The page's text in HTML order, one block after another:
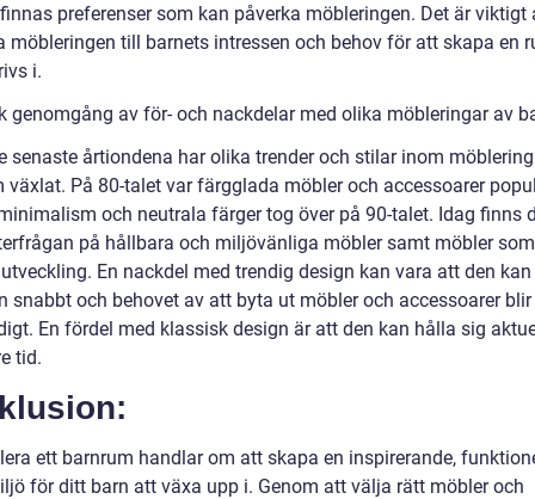
preferenser som kan påverka möbleringen. Det är viktigt
möbleringen till barnets intressen och behov för att skapa en
i.
genomgång av för- och nackdelar med olika möbleringar av
senaste årtiondena har olika trender och stilar inom
växlat. På 80-talet var färgglada möbler och accessoarer
och neutrala färger tog över på 90-talet. Idag finns
på hållbara och miljövänliga möbler samt möbler
En nackdel med trendig design kan vara att den
snabbt och behovet av att byta ut möbler och accessoarer blir
En fördel med klassisk design är att den kan hålla sig
tid.
ett barnrum handlar om att skapa en inspirerande,
för ditt barn att växa upp i. Genom att välja rätt möbler och